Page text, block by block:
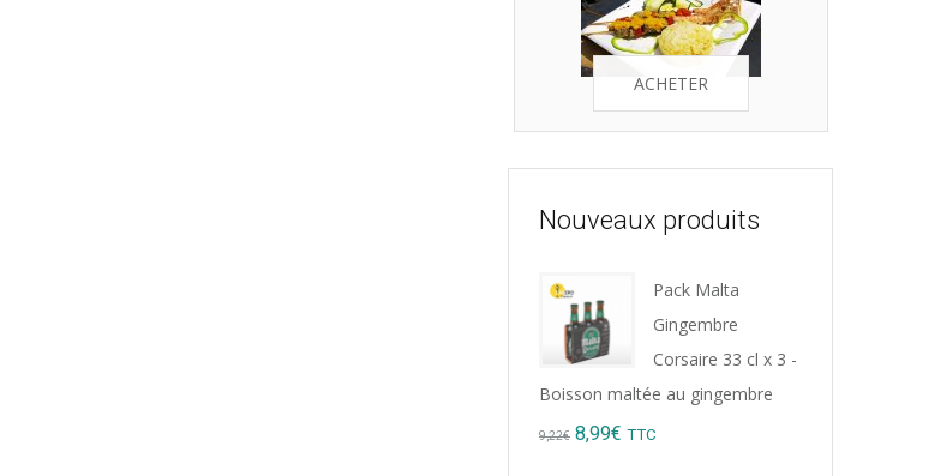
ACHETER
Nouveaux produits
Pack Malta
Gingembre
Corsaire 33 cl x 3 -
Boisson maltée au gingembre
9,22€ Original
8,99€ Current
TTC